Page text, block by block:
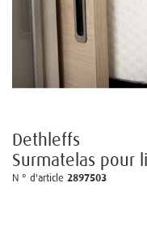
Dethleffs
Surmatelas pour
N ° d'article 2897503